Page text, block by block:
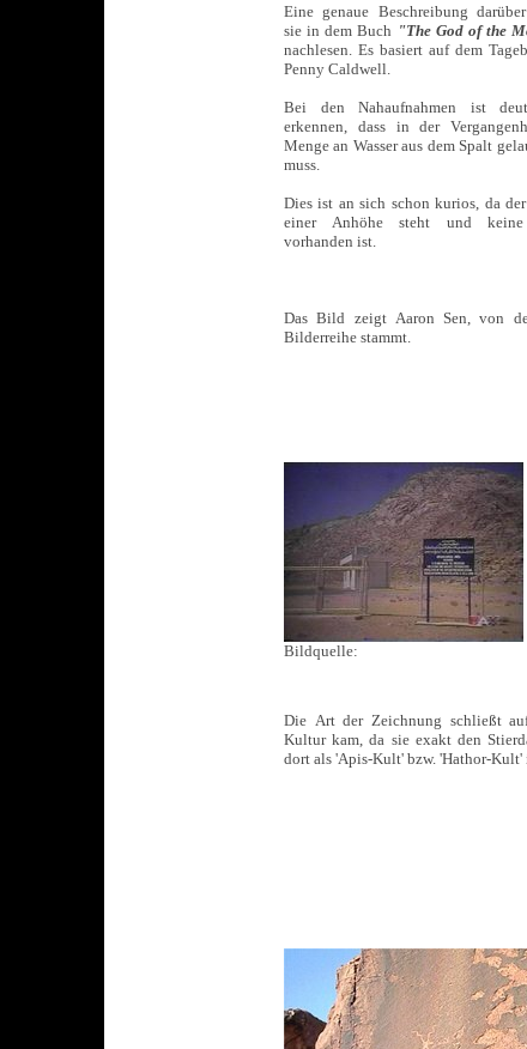
Eine genaue Beschreibung
sie in dem Buch "The God of the
nachlesen. Es basiert auf dem
Penny Caldwell.
Bei den Nahaufnahmen ist
erkennen, dass in der
Menge an Wasser aus dem Spalt
muss.
Dies ist an sich schon kurios, da
einer Anhöhe steht und
vorhanden ist.
Das Bild zeigt Aaron Sen, von
Bilderreihe stammt.
Bildquelle:
Die Art der Zeichnung schließt
Kultur kam, da sie exakt den
dort als 'Apis-Kult' bzw. 'Hathor-Kult'